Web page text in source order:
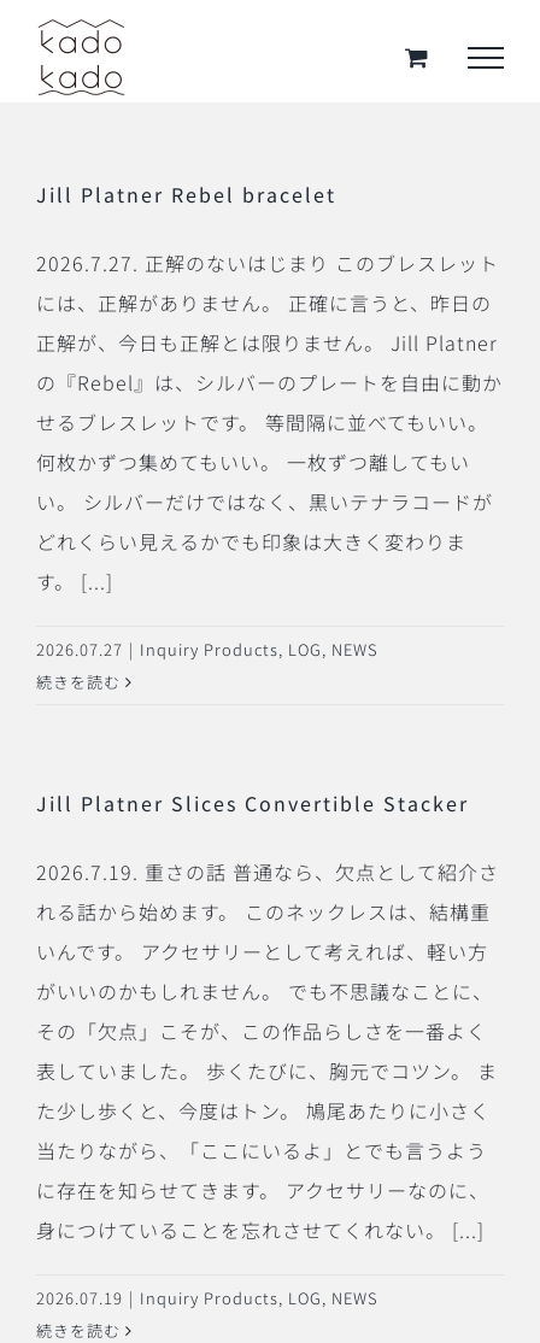
Skip
content
Jill Platner Rebel bracelet
2026.7.27. 正解のないはじまり このブレスレット
には、正解がありません。 正確に言うと、昨日の
正解が、今日も正解とは限りません。 Jill Platner
の『Rebel』は、シルバーのプレートを自由に動か
せるブレスレットです。 等間隔に並べてもいい。
何枚かずつ集めてもいい。 一枚ずつ離してもい
い。 シルバーだけではなく、黒いテナラコードが
どれくらい見えるかでも印象は大きく変わりま
す。 [...]
2026.07.27 | Inquiry Products, LOG, NEWS
続きを読む
Jill Platner Slices Convertible Stacker
2026.7.19. 重さの話 普通なら、欠点として紹介さ
れる話から始めます。 このネックレスは、結構重
いんです。 アクセサリーとして考えれば、軽い方
がいいのかもしれません。 でも不思議なことに、
その「欠点」こそが、この作品らしさを一番よく
表していました。 歩くたびに、胸元でコツン。 ま
た少し歩くと、今度はトン。 鳩尾あたりに小さく
当たりながら、「ここにいるよ」とでも言うよう
に存在を知らせてきます。 アクセサリーなのに、
身につけていることを忘れさせてくれない。 [...]
2026.07.19 | Inquiry Products, LOG, NEWS
続きを読む